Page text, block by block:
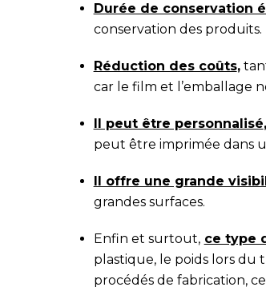
Durée de conservation
conservation des produits.
Réduction des coûts,
car le film et l’emballage
Il peut être personnalisé,
peut être imprimée dans
Il offre une grande
grandes surfaces.
Enfin et surtout, ce type
plastique, le poids lors du
procédés de fabrication,